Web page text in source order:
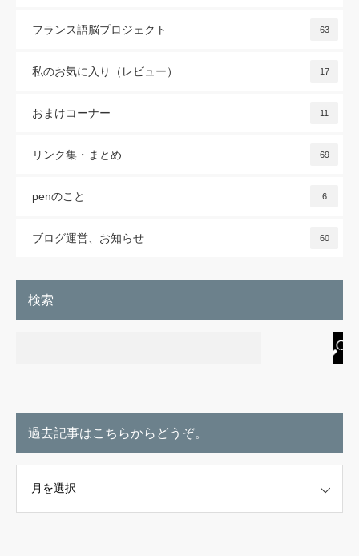
フランス語脳プロジェクト 63
私のお気に入り（レビュー） 17
おまけコーナー 11
リンク集・まとめ 69
penのこと 6
ブログ運営、お知らせ 60
検索
過去記事はこちらからどうぞ。